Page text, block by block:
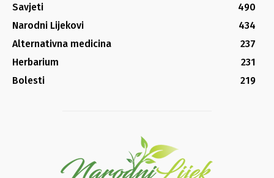
Savjeti
490
Narodni Lijekovi
434
Alternativna medicina
237
Herbarium
231
Bolesti
219